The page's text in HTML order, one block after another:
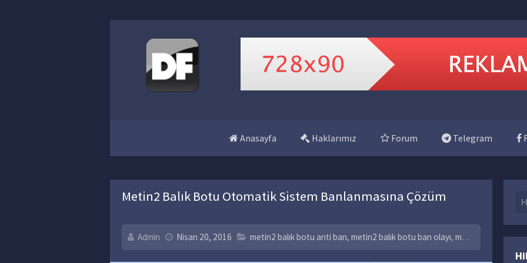
Anasayfa Haklarımız Forum Telegram
Metin2 Balık Botu Otomatik Sistem Banlanmasına Çözüm
Admin Nisan 20, 2016 metin2 balık botu anti ban, metin2 balık botu ban olayı, metin2 balık botu ban sorunu